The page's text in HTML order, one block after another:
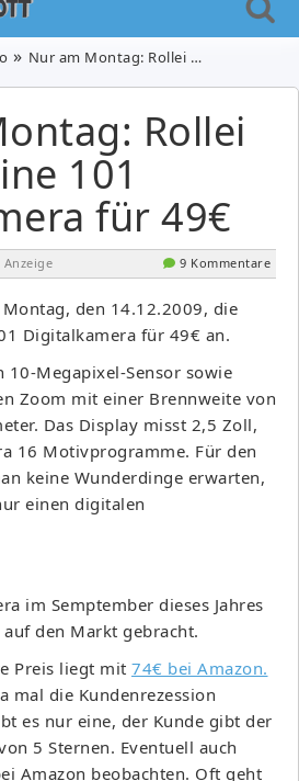
Nur am Montag: Rollei Compactline 101 Digitalkamera für 49€
Rollei
101
für 49€
9 Kommentare
den 14.12.2009, die
Digitalkamera für 49€ an.
10-Megapixel-Sensor sowie
Zoom mit einer Brennweite von
Das Display misst 2,5 Zoll,
16 Motivprogramme. Für den
keine Wunderdinge erwarten,
einen digitalen
im Semptember dieses Jahres
den Markt gebracht.
Preis liegt mit 74€ bei Amazon.
mal die Kundenrezession
es nur eine, der Kunde gibt der
5 Sternen. Eventuell auch
Amazon beobachten. Oft geht